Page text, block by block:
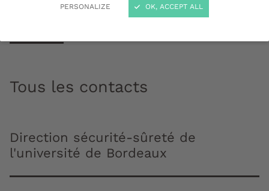
PERSONALIZE OK, ACCEPT ALL
Tous les contacts
Direction sécurité-sûreté de
l'université de Bordeaux